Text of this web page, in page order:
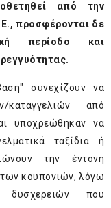
από την
προσφέρονται δε
περίοδο και
συνεχίζουν να
καταγγελιών από
υποχρεώθηκαν να
ταξίδια ή
την έντονη
κουπονιών, λόγω
δυσχερειών που